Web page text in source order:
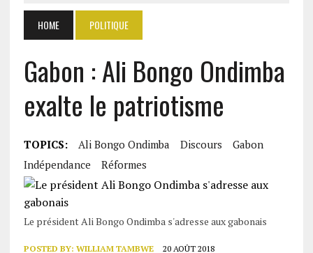
HOME POLITIQUE
Gabon : Ali Bongo Ondimba
exalte le patriotisme
TOPICS: Ali Bongo Ondimba Discours
Gabon
Indépendance
Réformes
Le président Ali Bongo Ondimba s'adresse aux gabonais
POSTED BY: WILLIAM TAMBWE 20 AOÛT 2018